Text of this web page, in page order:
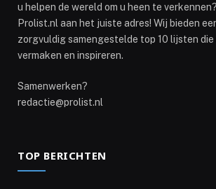
u helpen de wereld om u heen te
Prolist.nl aan het juiste adres! Wij bieden
zorgvuldig samengestelde top 10 lijsten die
vermaken en inspireren.
Samenwerken?
redactie@prolist.nl
TOP BERICHTEN